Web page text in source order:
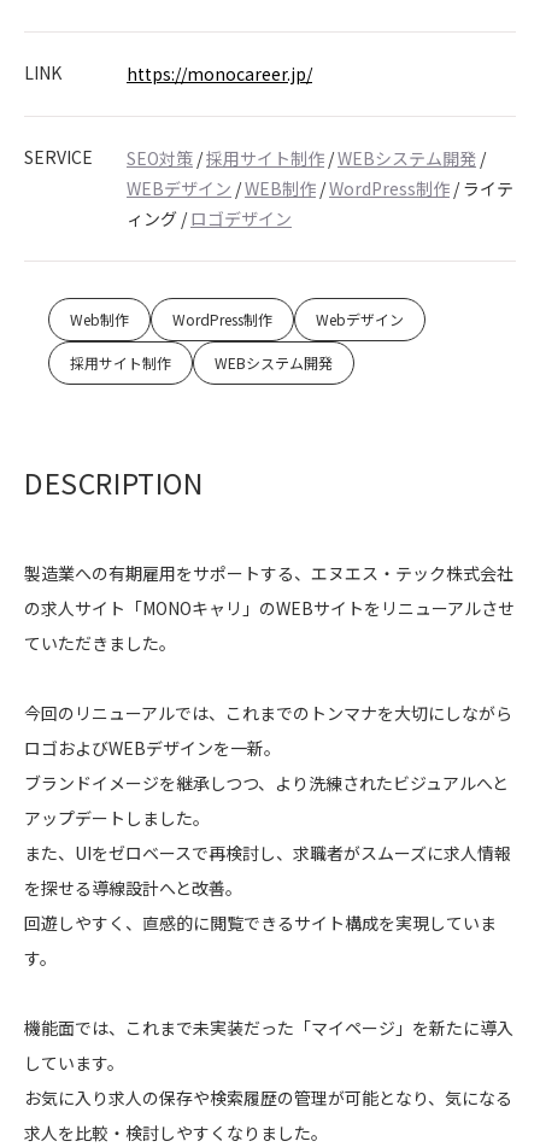
LINK https://monocareer.jp/
SERVICE SEO対策 /採用サイト制作 /WEBシステム開発 /
WEBデザイン /WEB制作 /WordPress制作 /ライテ
ィング /ロゴデザイン
Web制作 WordPress制作 Webデザイン
採用サイト制作 WEBシステム開発
DESCRIPTION
製造業への有期雇用をサポートする、エヌエス・テック株式会社
の求人サイト「MONOキャリ」のWEBサイトをリニューアルさせ
ていただきました。
今回のリニューアルでは、これまでのトンマナを大切にしながら
ロゴおよびWEBデザインを一新。
ブランドイメージを継承しつつ、より洗練されたビジュアルへと
アップデートしました。
また、UIをゼロベースで再検討し、求職者がスムーズに求人情報
を探せる導線設計へと改善。
回遊しやすく、直感的に閲覧できるサイト構成を実現していま
す。
機能面では、これまで未実装だった「マイページ」を新たに導入
しています。
お気に入り求人の保存や検索履歴の管理が可能となり、気になる
求人を比較・検討しやすくなりました。